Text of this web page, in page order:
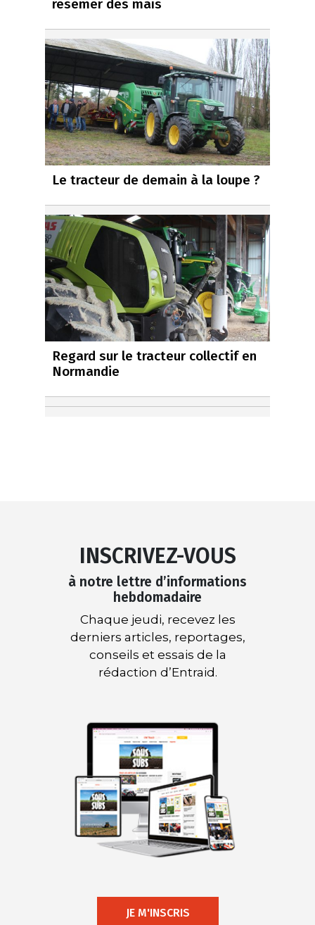
resemer des maïs
Le tracteur de demain à la loupe ?
Regard sur le tracteur collectif en
Normandie
INSCRIVEZ-VOUS
à notre lettre d’informations
hebdomadaire
Chaque jeudi, recevez les
derniers articles, reportages,
conseils et essais de la
rédaction d’Entraid.
JE M'INSCRIS